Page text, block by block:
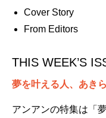
Cover Story
From Editors
THIS WEEK’S
夢を叶える人、あき
アンアンの特集は「